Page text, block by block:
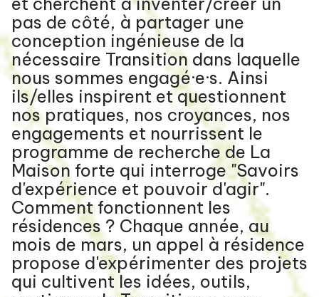
pas de côté, à partager une
conception ingénieuse de la
nécessaire Transition dans laquelle
nous sommes engagé·e·s. Ainsi
ils/elles inspirent et questionnent
nos pratiques, nos croyances, nos
engagements et nourrissent le
programme de recherche de La
Maison forte qui interroge "Savoirs
d'expérience et pouvoir d'agir".
Comment fonctionnent les
résidences ? Chaque année, au
mois de mars, un appel à résidence
propose d'expérimenter des projets
qui cultivent les idées, outils,